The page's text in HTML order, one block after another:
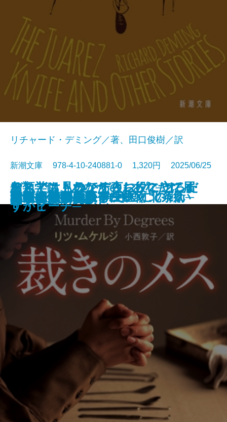
おとどけものです。─あなたに届
いた6つの恐怖─
あしたの名医3─執刀医・北条衛─
美しすぎた薔薇
君といた日の続き
皆のあらばしり
なんでも見つかる夜に、こころだ
けが見つからない
えげつない！ 寄生生物
らんたん
ナルニア国物語7 さいごの戦い
私立探偵マニー・ムーン
リチャード・デミング／著、田口俊樹／訳
新潮文庫 978-4-10-240881-0 1,320円 2025/06/25
文庫
裁きのメス
デス・ストランディング2─オン・
ザ・ビーチ─
記憶の鍵盤
成瀬は天下を取りにいく
母ちゃんのフラフープ
しろがねの葉
答えは風のなか
鳥類学は、あなたのお役に立てま
すか？
いつまで
罠